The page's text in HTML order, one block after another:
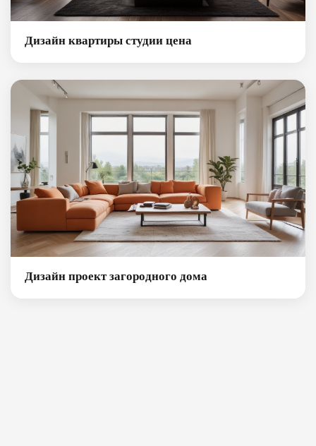
Дизайн квартиры студии цена
Дизайн проект загородного дома